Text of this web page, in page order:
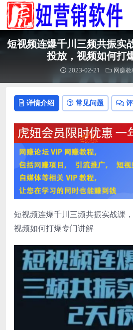
短视频连爆千川三频共振实
投放，视频如何打
2023-02-21 网赚教
详情介绍 常见问题
短视频连爆千川三频共振实战课
视频如何打爆专门讲解